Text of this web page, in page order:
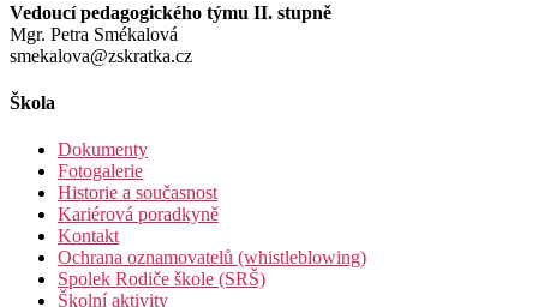
Vedoucí pedagogického týmu II. stupně
Mgr. Petra Smékalová
smekalova@zskratka.cz
Škola
Dokumenty
Fotogalerie
Historie a současnost
Kariérová poradkyně
Kontakt
Ochrana oznamovatelů (whistleblowing)
Spolek Rodiče škole (SRŠ)
Školní aktivity